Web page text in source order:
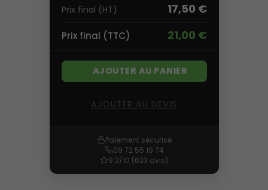
Prix final (HT) 17,50 €
Prix final (TTC) 21,00 €
AJOUTER AU PANIER
AJOUTER AU DEVIS
Paiement sécurisé
09 72 55 19 74
9.2/10 (623 avis)